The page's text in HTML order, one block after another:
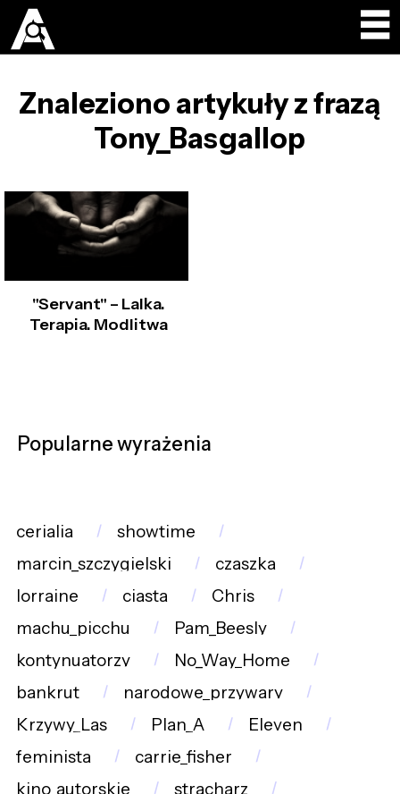
Znaleziono artykuły z frazą
Tony_Basgallop
"Servant" – Lalka.
Terapia. Modlitwa
Popularne wyrażenia
cerialia
showtime
marcin_szczygielski
czaszka
lorraine
ciasta
Chris
machu_picchu
Pam_Beesly
kontynuatorzy
No_Way_Home
bankrut
narodowe_przywary
Krzywy_Las
Plan_A
Eleven
feminista
carrie_fisher
kino_autorskie
stracharz